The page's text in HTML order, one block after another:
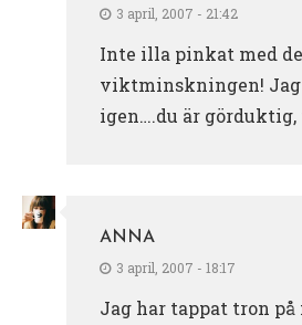
3 april, 2007 - 21:42
Inte illa pinkat med
viktminskningen! Jag
igen….du är görduktig,
ANNA
3 april, 2007 - 18:17
Jag har tappat tron på